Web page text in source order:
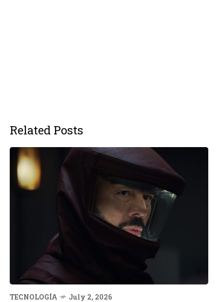
Related Posts
TECNOLOGÍA July 2, 2026